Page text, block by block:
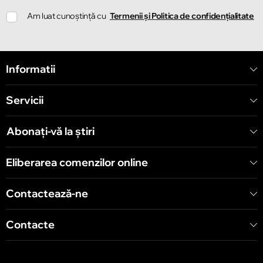
Strada Ion Creangă 78
Strada Mitropolit Varlaam 58
Chișinău
Am luat cunoștință cu Termenii și Politica de confidențialitate
Informatii
Servicii
Abonați-vă la știri
Eliberarea comenzilor online
Contactează-ne
Contacte